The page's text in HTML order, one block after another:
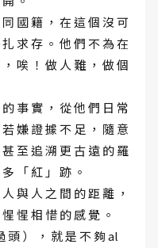
國 籍 ， 在 這 個 沒 可
求 存 。 他 們 不 為 在
唉 ！ 做 人 難 ， 做 個
事 實 ， 從 他 們 日 常
嫌 證 據 不 足 ， 隨 意
至 追 溯 更 古 遠 的 羅
「 紅 」 跡 。
與 人 之 間 的 距 離 ，
惺 相 惜 的 感 覺 。
） ， 就 是 不 夠 al